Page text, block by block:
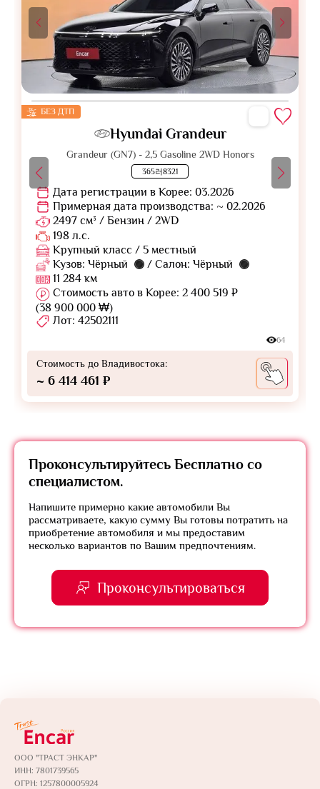
БЕЗ ДТП
Hyundai Grandeur
Grandeur (GN7) - 2,5 Gasoline 2WD Honors
365러8321
Дата регистрации в Корее: 03.2026
Примерная дата производства: ~ 02.2026
2497 см³ / Бензин / 2WD
198 л.с.
Крупный класс / 5 местный
Кузов: Чёрный
/ Салон: Чёрный
11 284 км
Стоимость авто в Корее: 2 400 519 ₽
(38 900 000 ₩)
Лот: 42502111
64
Стоимость до Владивостока:
~ 6 414 461 ₽
Проконсультируйтесь Бесплатно со
специалистом.
Напишите примерно какие автомобили Вы
рассматриваете, какую сумму Вы готовы потратить на
приобретение автомобиля и мы предоставим
несколько вариантов по Вашим предпочтениям.
Проконсультироваться
ООО "ТРАСТ ЭНКАР"
ИНН: 7801739565
ОГРН: 1257800005924